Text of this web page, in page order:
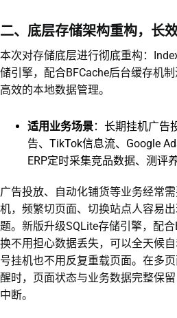
二、底层存储架构重构，长
本次对存储底层进行彻底重构：
储引擎，配合BFCache后台缓存机
高效的本地数据管理。
适用业务场景：长期挂机广告
告、TikTok信息流、Google
ERP定时采集竞品数据、测评
广告投放、自动化铺货等业务经常
机，频繁切页面、切换站点人容易
题。新版升级SQLite存储引擎，配
换不用担心数据丢失，可以全天候
号挂机也不用反复重载页面。在多
醒时，页面状态与业务数据完整保
中断。